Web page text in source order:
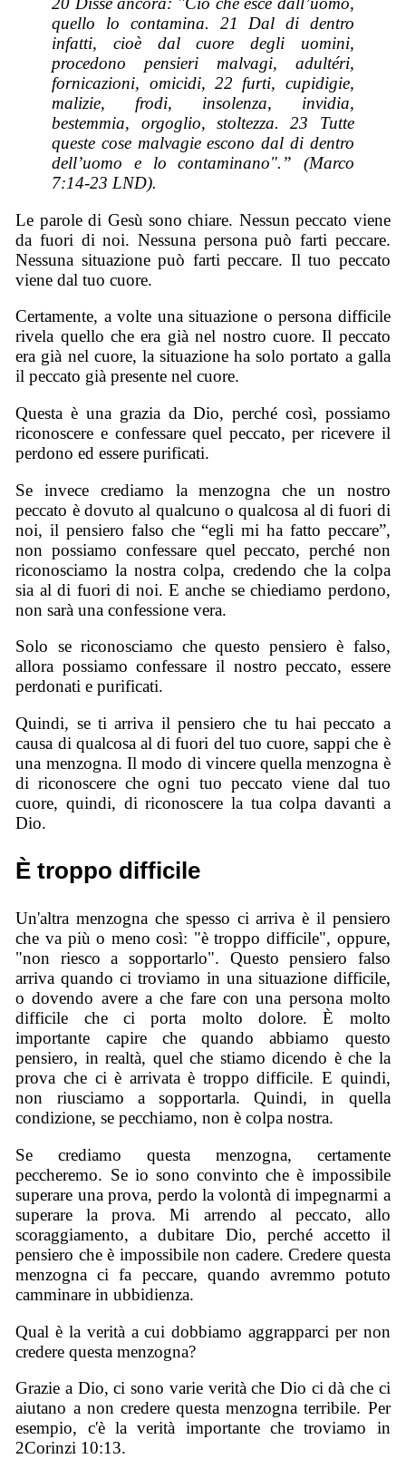
quello lo contamina. 21 Dal di dentro
infatti, cioè dal cuore degli uomini,
procedono pensieri malvagi, adultéri,
fornicazioni, omicidi, 22 furti, cupidigie,
malizie, frodi, insolenza, invidia,
bestemmia, orgoglio, stoltezza. 23 Tutte
queste cose malvagie escono dal di dentro
dell’uomo e lo contaminano".” (Marco
7:14-23 LND).
Le parole di Gesù sono chiare. Nessun peccato viene
da fuori di noi. Nessuna persona può farti peccare.
Nessuna situazione può farti peccare. Il tuo peccato
viene dal tuo cuore.
Certamente, a volte una situazione o persona difficile
rivela quello che era già nel nostro cuore. Il peccato
era già nel cuore, la situazione ha solo portato a galla
il peccato già presente nel cuore.
Questa è una grazia da Dio, perché così, possiamo
riconoscere e confessare quel peccato, per ricevere il
perdono ed essere purificati.
Se invece crediamo la menzogna che un nostro
peccato è dovuto al qualcuno o qualcosa al di fuori di
noi, il pensiero falso che “egli mi ha fatto peccare”,
non possiamo confessare quel peccato, perché non
riconosciamo la nostra colpa, credendo che la colpa
sia al di fuori di noi. E anche se chiediamo perdono,
non sarà una confessione vera.
Solo se riconosciamo che questo pensiero è falso,
allora possiamo confessare il nostro peccato, essere
perdonati e purificati.
Quindi, se ti arriva il pensiero che tu hai peccato a
causa di qualcosa al di fuori del tuo cuore, sappi che è
una menzogna. Il modo di vincere quella menzogna è
di riconoscere che ogni tuo peccato viene dal tuo
cuore, quindi, di riconoscere la tua colpa davanti a
Dio.
È troppo difficile
Un'altra menzogna che spesso ci arriva è il pensiero
che va più o meno così: "è troppo difficile", oppure,
"non riesco a sopportarlo". Questo pensiero falso
arriva quando ci troviamo in una situazione difficile,
o dovendo avere a che fare con una persona molto
difficile che ci porta molto dolore. È molto
importante capire che quando abbiamo questo
pensiero, in realtà, quel che stiamo dicendo è che la
prova che ci è arrivata è troppo difficile. E quindi,
non riusciamo a sopportarla. Quindi, in quella
condizione, se pecchiamo, non è colpa nostra.
Se crediamo questa menzogna, certamente
peccheremo. Se io sono convinto che è impossibile
superare una prova, perdo la volontà di impegnarmi a
superare la prova. Mi arrendo al peccato, allo
scoraggiamento, a dubitare Dio, perché accetto il
pensiero che è impossibile non cadere. Credere questa
menzogna ci fa peccare, quando avremmo potuto
camminare in ubbidienza.
Qual è la verità a cui dobbiamo aggrapparci per non
credere questa menzogna?
Grazie a Dio, ci sono varie verità che Dio ci dà che ci
aiutano a non credere questa menzogna terribile. Per
esempio, c'è la verità importante che troviamo in
2Corinzi 10:13.